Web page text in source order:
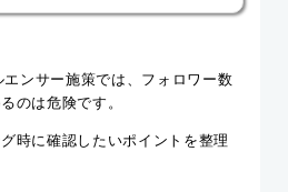
ンサー施策では、フォロワー数
のは危険です。
時に確認したいポイントを整理